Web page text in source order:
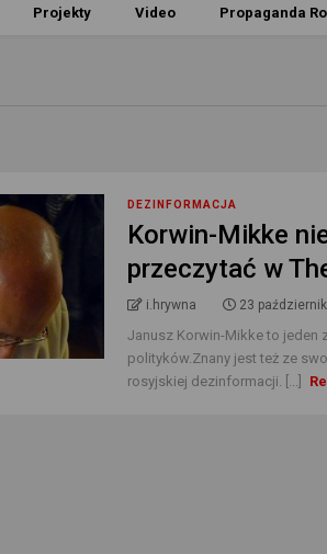
Projekty Video Propaganda
DEZINFORMACJA
Korwin-Mikke
przeczytać w
i.hrywna 23
Janusz Korwin-Mikke to jeden
polityków.Znany jest też ze
rosyjskiej dezinformacji. [...]